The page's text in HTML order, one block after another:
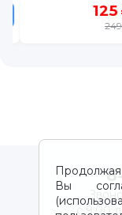
125
249
Продолжая
Вы
с 9:00